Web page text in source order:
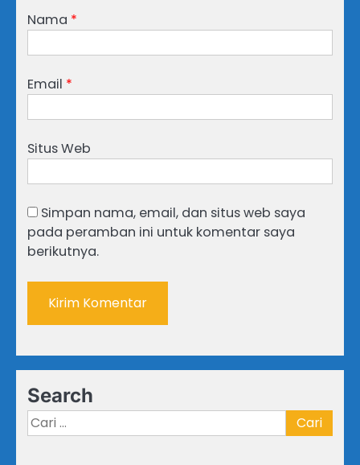
Nama *
Email *
Situs Web
Simpan nama, email, dan situs web saya
pada peramban ini untuk komentar saya
berikutnya.
Search
Cari
untuk: